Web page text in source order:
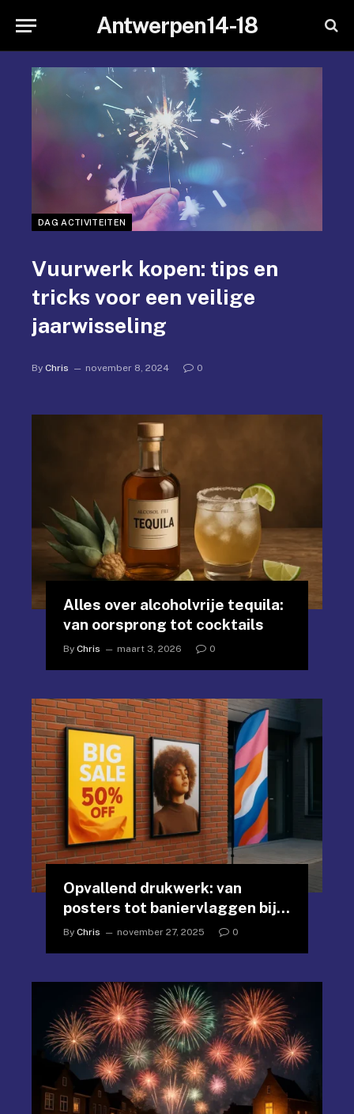
Antwerpen14-18
DAG ACTIVITEITEN
Vuurwerk kopen: tips en
tricks voor een veilige
jaarwisseling
By Chris november 8, 2024 0
Alles over alcoholvrije tequila:
van oorsprong tot cocktails
By Chris maart 3, 2026 0
Opvallend drukwerk: van
posters tot baniervlaggen bij
Print.com
By Chris november 27, 2025 0